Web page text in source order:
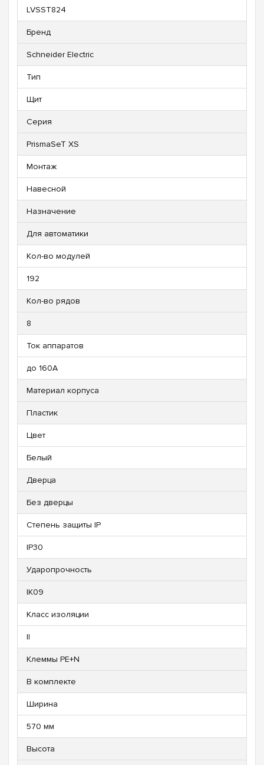
LVSST824
Бренд
Schneider Electric
Тип
Щит
Серия
PrismaSeT XS
Монтаж
Навесной
Назначение
Для автоматики
Кол-во модулей
192
Кол-во рядов
8
Ток аппаратов
до 160А
Материал корпуса
Пластик
Цвет
Белый
Дверца
Без дверцы
Степень защиты IP
IP30
Ударопрочность
IK09
Класс изоляции
II
Клеммы PE+N
В комплекте
Ширина
570 мм
Высота